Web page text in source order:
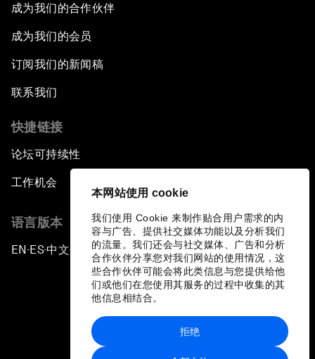
本网站使用 cookie
我们使用 Cookie 来制作贴合用户需求的内
容与广告、提供社交媒体功能以及分析我们
的流量。我们还会与社交媒体、广告和分析
合作伙伴分享您对我们网站的使用情况，这
些合作伙伴可能会将此类信息与您提供给他
们或他们在您使用其服务的过程中收集的其
他信息相结合。
拒绝
成为我们的合作伙伴
成为我们的会员
订阅我们的新闻稿
联系我们
快捷链接
论坛可持续性
工作机会
语言版本
EN ▪ES▪中文▪ 日本語